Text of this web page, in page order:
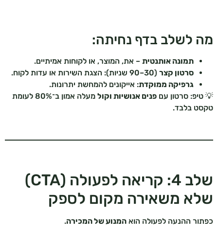
מה לשלב בדף נחיתה:
תמונה אותנטית – את, המוצר, או לקוחות אמיתיים.
סרטון קצר (30–90 שניות): הצגת השירות או עדות לקוח.
גרפיקה ממוקדת: אייקונים להמחשת יתרונות.
💡 טיפ: סרטון עם פנים אנושיות וקול
מעלה אמון ב־80% לעומת
טקסט בלבד.
שלב 4: קריאה לפעולה (CTA)
שלא משאירה מקום לספק
כפתור ההנעה לפעולה הוא המנוע של המכירה.